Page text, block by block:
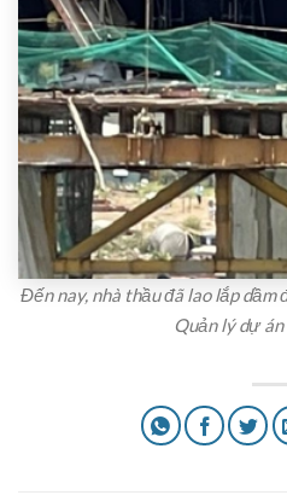
Đến nay, nhà thầu đã lao lắp
Quản lý dự